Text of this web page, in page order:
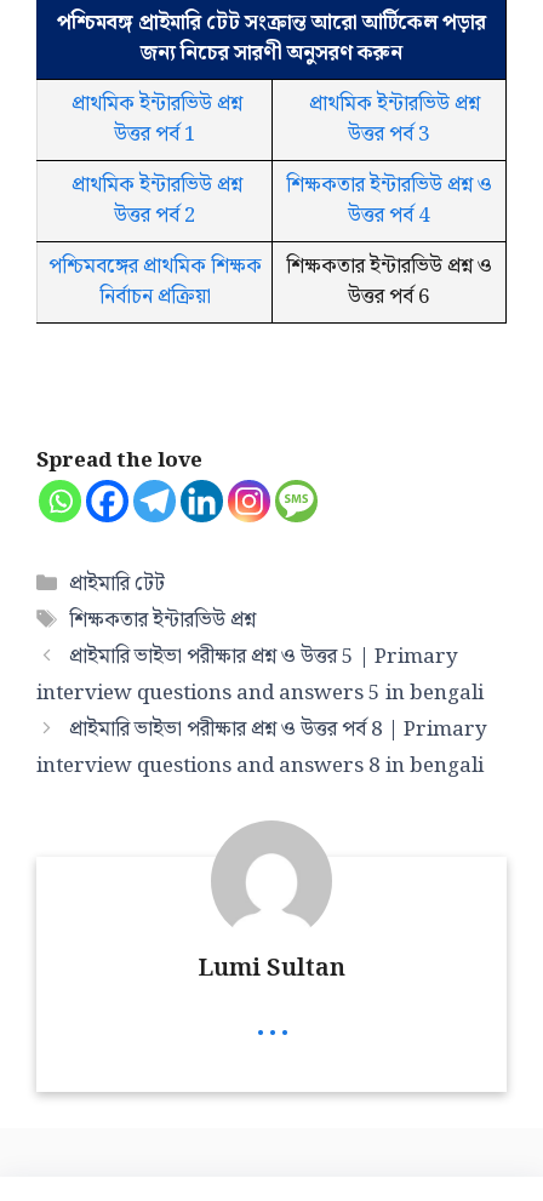
পশ্চিমবঙ্গ প্রাইমারি টেট সংক্রান্ত আরো আর্টিকেল পড়ার
জন্য নিচের সারণী অনুসরণ করুন
প্রাথমিক ইন্টারভিউ প্রশ্ন
উত্তর পর্ব 1
প্রাথমিক ইন্টারভিউ প্রশ্ন
উত্তর পর্ব 3
প্রাথমিক ইন্টারভিউ প্রশ্ন
উত্তর পর্ব 2
শিক্ষকতার ইন্টারভিউ প্রশ্ন ও
উত্তর পর্ব 4
পশ্চিমবঙ্গের প্রাথমিক শিক্ষক
নির্বাচন প্রক্রিয়া
শিক্ষকতার ইন্টারভিউ প্রশ্ন ও
উত্তর পর্ব 6
Spread the love
Categories
প্রাইমারি টেট
Tags
শিক্ষকতার ইন্টারভিউ প্রশ্ন
প্রাইমারি ভাইভা পরীক্ষার প্রশ্ন ও উত্তর 5 | Primary
interview questions and answers 5 in bengali
প্রাইমারি ভাইভা পরীক্ষার প্রশ্ন ও উত্তর পর্ব 8 | Primary
interview questions and answers 8 in bengali
Lumi Sultan
...